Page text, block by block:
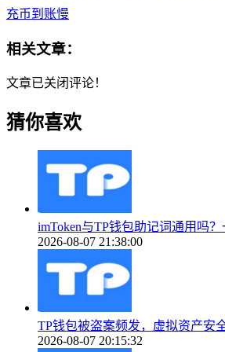
充币到账慢
相关文章：
文章已关闭评论！
猜你喜欢
imToken与TP钱包助记词通用吗
2026-08-07 21:38:00
TP钱包被盗案频发，虚拟资产安
2026-08-07 20:15:32